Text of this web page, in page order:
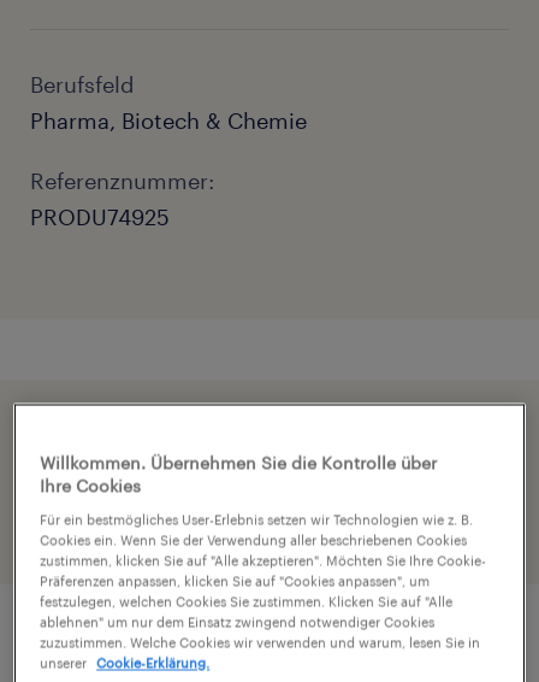
Berufsfeld
Pharma, Biotech & Chemie
Referenznummer:
PRODU74925
Profil teilst
Job Details
Willkommen. Übernehmen Sie die Kontrolle über
Ihre Cookies
Für ein bestmögliches User-Erlebnis setzen wir Technologien wie z. B.
Cookies ein. Wenn Sie der Verwendung aller beschriebenen Cookies
zustimmen, klicken Sie auf "Alle akzeptieren". Möchten Sie Ihre Cookie-
Präferenzen anpassen, klicken Sie auf "Cookies anpassen", um
festzulegen, welchen Cookies Sie zustimmen. Klicken Sie auf "Alle
ablehnen" um nur dem Einsatz zwingend notwendiger Cookies
zuzustimmen. Welche Cookies wir verwenden und warum, lesen Sie in
unserer
Cookie-Erklärung.